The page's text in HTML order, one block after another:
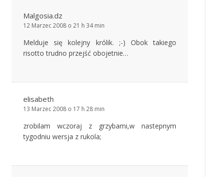
Malgosia.dz
12 Marzec 2008 o 21 h 34 min
Melduje się kolejny królik. ;-) Obok takiego
risotto trudno przejść obojetnie…
elisabeth
13 Marzec 2008 o 17 h 28 min
zrobilam wczoraj z grzybami,w nastepnym
tygodniu wersja z rukola;